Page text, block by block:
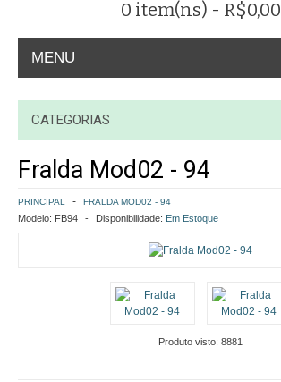
0 item(ns) - R$0,00
MENU
A EMPRESA
CONTATO
COMO COMPRAR
POLÍTICA DE FRETE GRÁTIS
FINALIZAR COMPRA
CATEGORIAS
Fralda Mod02 - 94
PRINCIPAL FRALDA MOD02 - 94
Modelo: FB94 Disponibilidade: Em Estoque
Produto visto: 8881